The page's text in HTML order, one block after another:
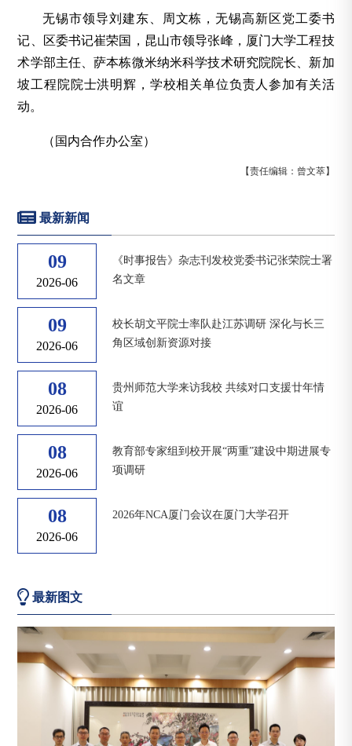
无锡市领导刘建东、周文栋，无锡高新区党工委书
记、区委书记崔荣国，昆山市领导张峰，厦门大学工程技
术学部主任、萨本栋微米纳米科学技术研究院院长、新加
坡工程院院士洪明辉，学校相关单位负责人参加有关活
动。
（国内合作办公室）
【责任编辑：曾文萃】
最新新闻
09
2026-06
《时事报告》杂志刊发校党委书记张荣院士署
名文章
09
2026-06
校长胡文平院士率队赴江苏调研 深化与长三
角区域创新资源对接
08
2026-06
贵州师范大学来访我校 共续对口支援廿年情
谊
08
2026-06
教育部专家组到校开展“两重”建设中期进展专
项调研
08
2026-06
2026年NCA厦门会议在厦门大学召开
最新图文